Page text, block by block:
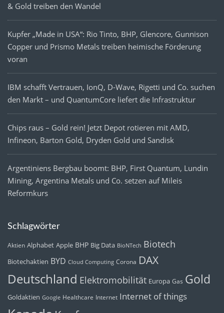
& Gold treiben den Wandel
Kupfer „Made in USA“: Rio Tinto, BHP, Glencore, Gunnison
Copper und Prismo Metals treiben heimische Förderung
voran
IBM schafft Vertrauen, IonQ, D-Wave, Rigetti und Co. suchen
den Markt – und QuantumCore liefert die Infrastruktur
Chips raus – Gold rein! Jetzt Depot rotieren mit AMD,
Infineon, Barton Gold, Dryden Gold und Sandisk
Argentiniens Bergbau boomt: BHP, First Quantum, Lundin
Mining, Argentina Metals und Co. setzen auf Mileis
Reformkurs
Schlagwörter
Aktien Alphabet Apple BHP Big Data BioNTech Biotech
Biotechaktien BYD Cloud Computing Corona DAX
Deutschland Elektromobilität Europa Gas Gold
Goldaktien Google Healthcare Internet Internet of things